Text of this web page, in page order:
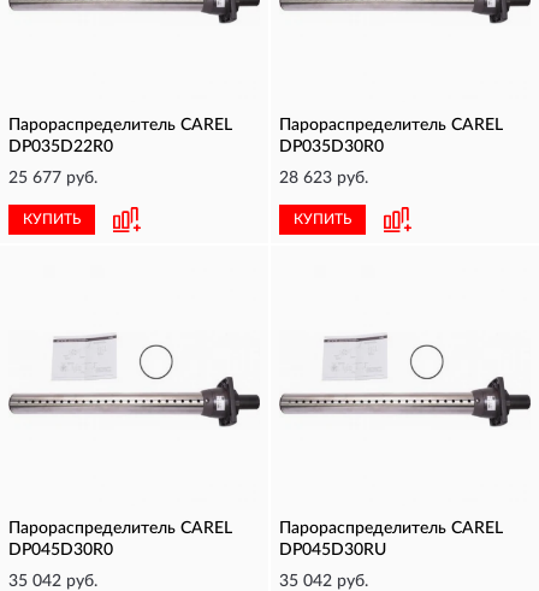
Парораспределитель CAREL
DP035D22R0
25 677 руб.
КУПИТЬ
Парораспределитель CAREL
DP035D30R0
28 623 руб.
КУПИТЬ
Парораспределитель CAREL
DP045D30R0
35 042 руб.
Парораспределитель CAREL
DP045D30RU
35 042 руб.